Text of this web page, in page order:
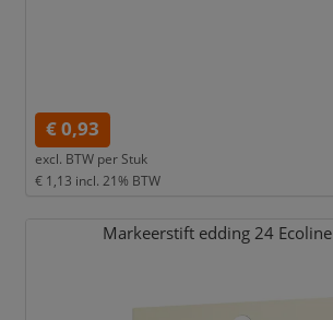
€ 0,93
excl. BTW per Stuk
€ 1,13 incl. 21% BTW
Markeerstift edding 24